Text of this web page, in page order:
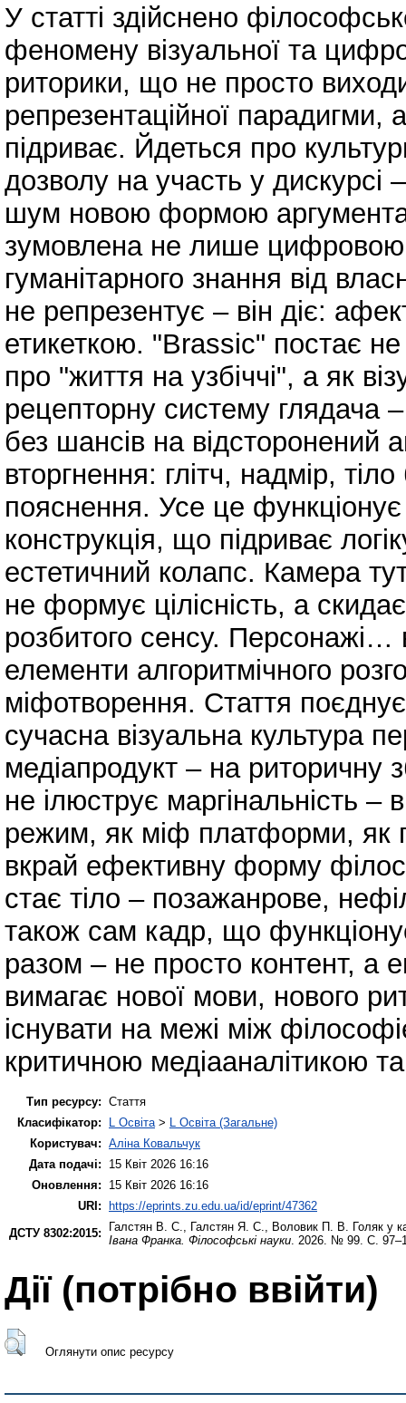
У статті здійснено
феномену візуальної та
риторики, що не просто
репрезентаційної парадигми,
підриває. Йдеться про
дозволу на участь у
шум новою формою
зумовлена не лише цифровою
гуманітарного знання від
не репрезентує – він діє:
етикеткою. "Brassic" постає
про "життя на узбіччі", а як
рецепторну систему глядача
без шансів на відсторонений
вторгнення: глітч, надмір,
пояснення. Усе це
конструкція, що підриває
естетичний колапс. Камера
не формує цілісність, а
розбитого сенсу. Персонажі…
елементи алгоритмічного
міфотворення. Стаття поєднує
сучасна візуальна культура
медіапродукт – на риторичну
не ілюструє маргінальність –
режим, як міф платформи, як
вкрай ефективну форму
стає тіло – позажанрове,
також сам кадр, що
разом – не просто контент, а
вимагає нової мови, нового
існувати на межі між
критичною медіааналітикою
Тип ресурсу: Стаття
Класифікатор:
L Освіта > L Освіта (Загальне)
Користувач: Аліна Ковальчук
Дата подачі:
15 Квіт 2026 16:16
Оновлення:
15 Квіт 2026 16:16
URI: https://eprints.zu.edu.ua/id/eprint/47362
ДСТУ 8302:2015:
Галстян В. С. Галстян Я. С. Воловик П. В.
Голяк у
Івана Франка. Філософські науки . 2026. № 99. С.
Дії ​​(потрібно ввійти)
Оглянути опис ресурсу